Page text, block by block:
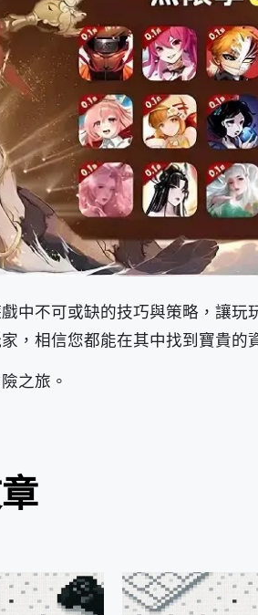
中不可或缺的技巧與策略，讓
，相信您都能在其中找到寶貴的
之旅。